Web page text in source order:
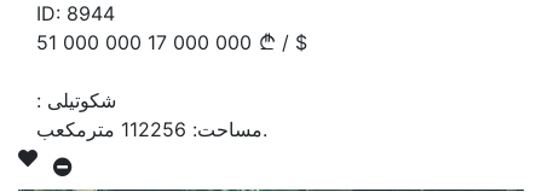
ID: 8944
51 000 000 17 000 000 / $
: شکوتیلی
مساحت: 112256 مترمکعب.